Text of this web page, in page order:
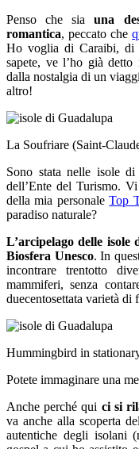
Penso che siauna
romantica, peccato che
Ho voglia di Caraibi, di
sapete, ve l’ho già
dalla nostalgia di un
altro!
La Soufriare (Saint-
Sono stata nelle isole
dell’Ente del Turismo.
della mia personaleTop
paradiso naturale?
L’arcipelago delle
Biosfera Unesco. In
incontrare trentotto
mammiferi, senza
duecentosettata varietà di
Hummingbird in
Potete immaginare una
Anche perché qui ci si
va anche alla scoperta
autentiche degli isolani